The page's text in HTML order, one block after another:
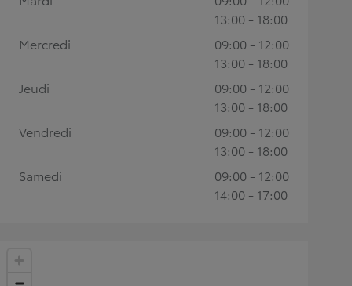
13:00 - 18:00
Mercredi
09:00 - 12:00
13:00 - 18:00
Jeudi
09:00 - 12:00
13:00 - 18:00
Vendredi
09:00 - 12:00
13:00 - 18:00
Samedi
09:00 - 12:00
14:00 - 17:00